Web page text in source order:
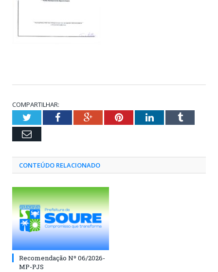
COMPARTILHAR:
TwitterFacebookGoogle+PinterestLinkedInTumblr
Email
CONTEÚDO RELACIONADO
Recomendação Nº 06/2026-
MP-PJS